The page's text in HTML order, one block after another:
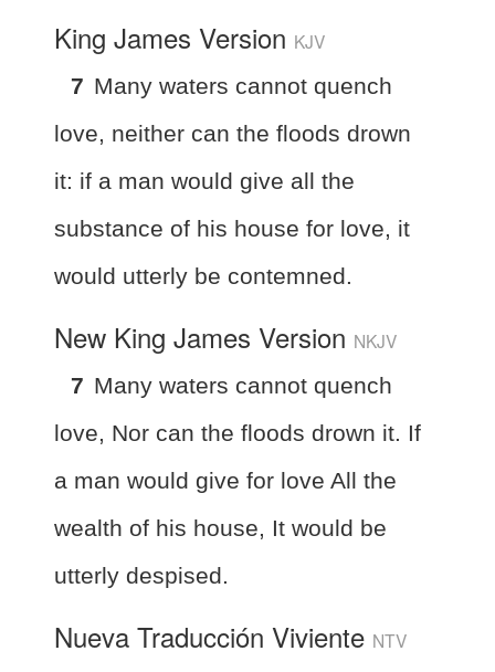
King James Version KJV
7 Many waters cannot quench
love, neither can the floods drown
it: if a man would give all the
substance of his house for love, it
would utterly be contemned.
New King James Version NKJV
7 Many waters cannot quench
love, Nor can the floods drown it. If
a man would give for love All the
wealth of his house, It would be
utterly despised.
Nueva Traducción Viviente NTV